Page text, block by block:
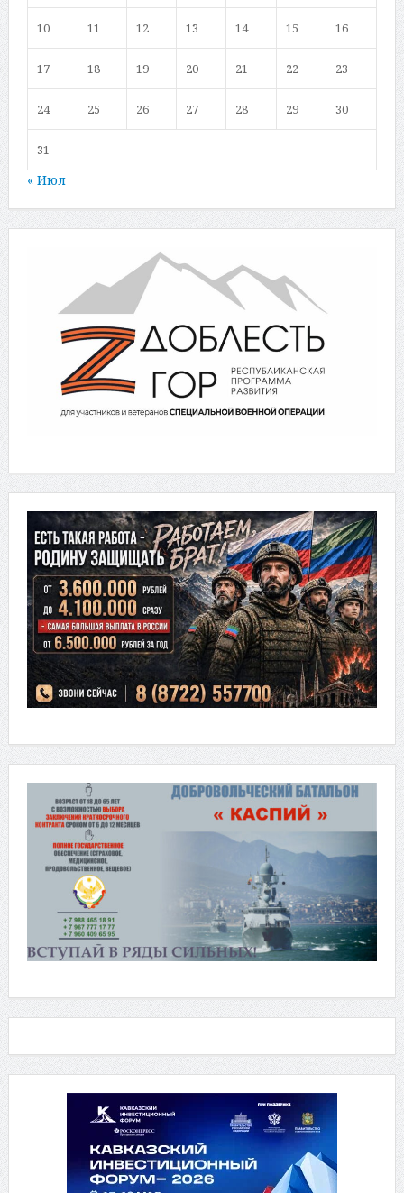
10 11 12 13 14 15 16
17 18 19 20 21 22 23
24 25 26 27 28 29 30
31
« Июл